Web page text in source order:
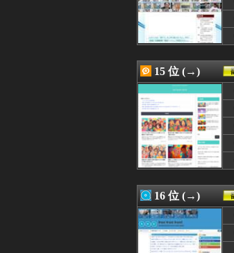
08/07 12:50
08/07 12:35
08/07 12:31
08/07 12:30
08/07 12:25
15 位 (→)
16 位 (→)